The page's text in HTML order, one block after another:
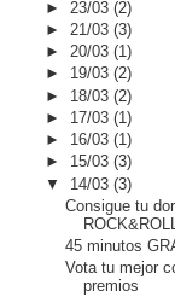
► 23/03(2)
► 21/03(3)
►20/03(1)
► 19/03(2)
► 18/03(2)
► 17/03(1)
► 16/03(1)
► 15/03(3)
▼ 14/03(3)
Consigue tu
45 minutos
Vota tu mejor
premios